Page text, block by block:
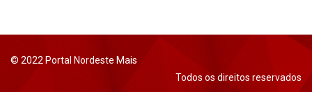
© 2022 Portal Nordeste Mais
Todos os direitos reservados